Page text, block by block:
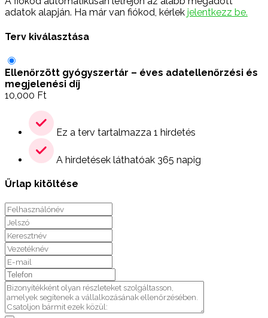
adatok alapján. Ha már van fiókod, kérlek jelentkezz be.
Terv kiválasztása
Ellenőrzött gyógyszertár – éves adatellenőrzési és
megjelenési díj
10,000 Ft
Ez a terv tartalmazza 1 hirdetés
A hirdetések láthatóak 365 napig
Űrlap kitöltése